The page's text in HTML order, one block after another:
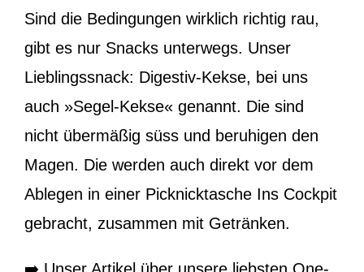
Sind die Bedingungen wirklich richtig rau,
gibt es nur Snacks unterwegs. Unser
Lieblingssnack: Digestiv-Kekse, bei uns
auch »Segel-Kekse« genannt. Die sind
nicht übermäßig süss und beruhigen den
Magen. Die werden auch direkt vor dem
Ablegen in einer Picknicktasche Ins Cockpit
gebracht, zusammen mit Getränken.